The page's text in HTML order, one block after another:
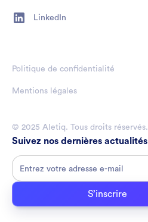
LinkedIn
Suivez nos dernières actualités
Politique de confidentialité
Mentions légales
© 2025 Aletiq. Tous droits réservés.